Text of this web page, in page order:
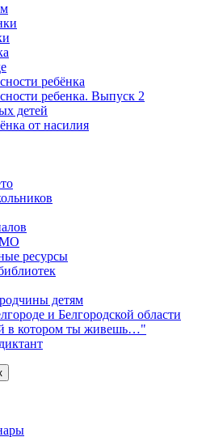
ребёнка
ребенка. Выпуск 2
детей
от насилия
ресурсы
детям
и Белгородской области
в котором ты живешь…"